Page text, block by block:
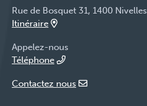
Rue de Bosquet 31, 1400 Nivelles
Itinéraire
Appelez-nous
Téléphone
Contactez nous